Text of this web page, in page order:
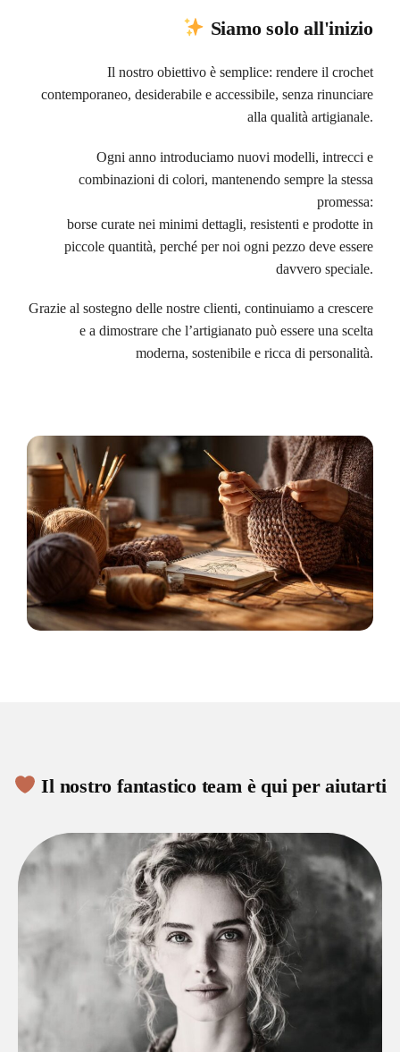
Siamo solo all'inizio
Il nostro obiettivo è semplice: rendere il crochet
contemporaneo, desiderabile e accessibile, senza rinunciare
alla qualità artigianale.
Ogni anno introduciamo nuovi modelli, intrecci e
combinazioni di colori, mantenendo sempre la stessa
promessa:
borse curate nei minimi dettagli, resistenti e prodotte in
piccole quantità, perché per noi ogni pezzo deve essere
davvero speciale.
Grazie al sostegno delle nostre clienti, continuiamo a crescere
e a dimostrare che l’artigianato può essere una scelta
moderna, sostenibile e ricca di personalità.
Il nostro fantastico team è qui per aiutarti